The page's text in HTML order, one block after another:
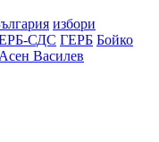
избори
СДС ГЕРБ Бойко
Асен Василев